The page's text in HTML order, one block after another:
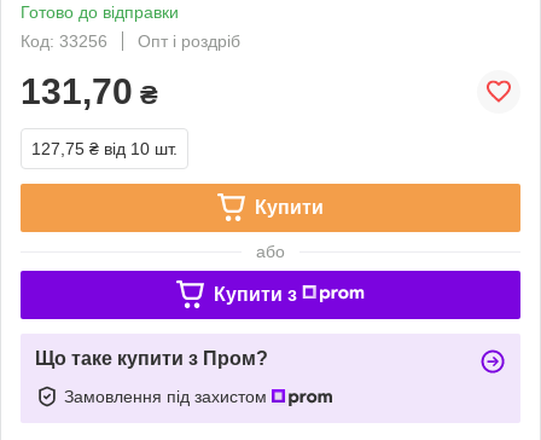
Готово до відправки
Код: 33256
Опт і роздріб
131,70 ₴
127,75 ₴ від 10 шт.
Купити
або
Купити з
Що таке купити з Пром?
Замовлення під захистом